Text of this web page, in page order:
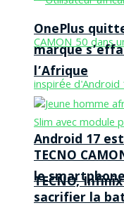
Android 17
TECNO,
OnePlus
marque
l’Afrique
TECNO
le
sacrifier la